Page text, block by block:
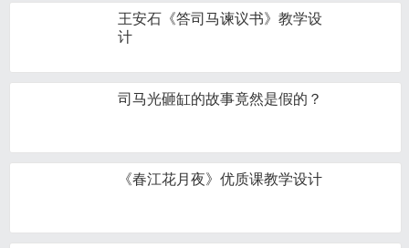
王安石《答司马谏议书》教学设
计
司马光砸缸的故事竟然是假的？
《春江花月夜》优质课教学设计